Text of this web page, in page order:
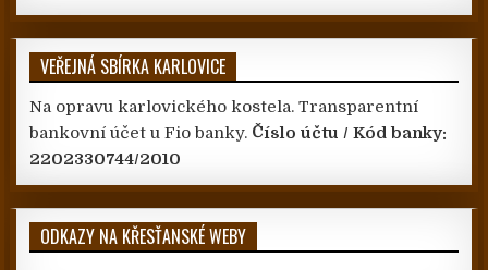
VEŘEJNÁ SBÍRKA KARLOVICE
Na opravu karlovického kostela. Transparentní
bankovní účet u Fio banky. Číslo účtu / Kód banky:
2202330744/2010
ODKAZY NA KŘESŤANSKÉ WEBY